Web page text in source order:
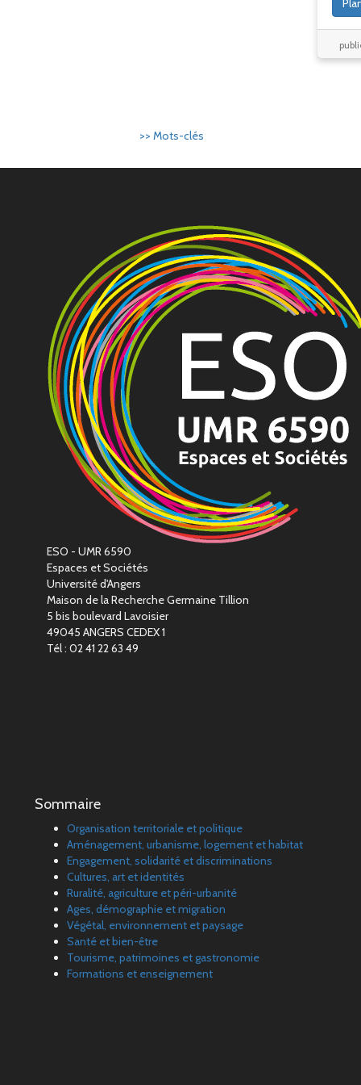
>> Mots-clés
ESO - UMR 6590
Espaces et Sociétés
Université d'Angers
Maison de la Recherche Germaine Tillion
5 bis boulevard Lavoisier
49045 ANGERS CEDEX 1
Tél : 02 41 22 63 49
Sommaire
Organisation territoriale et politique
Aménagement, urbanisme, logement et habitat
Engagement, solidarité et discriminations
Cultures, art et identités
Ruralité, agriculture et péri-urbanité
Ages, démographie et migration
Végétal, environnement et paysage
Santé et bien-être
Tourisme, patrimoines et gastronomie
Formations et enseignement